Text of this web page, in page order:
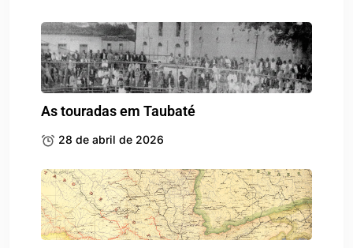
As touradas em Taubaté
28 de abril de 2026